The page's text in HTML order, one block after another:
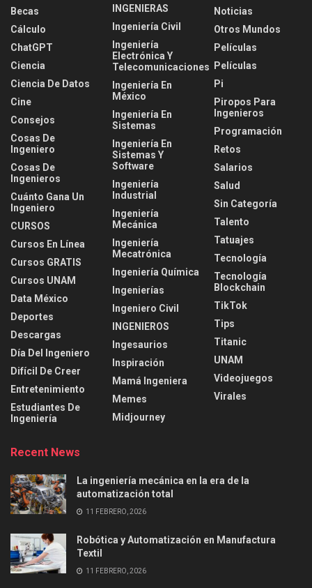
Becas
Cálculo
ChatGPT
Ciencia
Ciencia De Datos
Cine
Consejos
Cosas De
Ingeniero
Cosas De
Ingenieros
Cuánto Gana Un
Ingeniero
CURSOS
Cursos En Línea
Cursos GRATIS
Cursos UNAM
Data México
Deportes
Descargas
Día Del Ingeniero
Difícil De Creer
Entretenimiento
Estudiantes De
Ingeniería
INGENIERAS
Ingeniería Civil
Ingeniería
Electrónica Y
Telecomunicaciones
Ingeniería En
México
Ingeniería En
Sistemas
Ingeniería En
Sistemas Y
Software
Ingeniería
Industrial
Ingeniería
Mecánica
Ingeniería
Mecatrónica
Ingeniería Química
Ingenierías
Ingeniero Civil
INGENIEROS
Ingesaurios
Inspiración
Mamá Ingeniera
Memes
Midjourney
Noticias
Otros Mundos
Películas
Películas
Pi
Piropos Para
Ingenieros
Programación
Retos
Salarios
Salud
Sin Categoría
Talento
Tatuajes
Tecnología
Tecnología
Blockchain
TikTok
Tips
Titanic
UNAM
Videojuegos
Virales
Recent News
La ingeniería mecánica en la era de la
automatización total
11 FEBRERO, 2026
Robótica y Automatización en Manufactura
Textil
11 FEBRERO, 2026